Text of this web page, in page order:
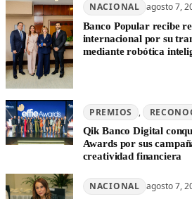
NACIONAL agosto 7,
Banco Popular recibe
internacional por su
mediante robótica
PREMIOS ,
Qik Banco Digital
Awards por sus
creatividad financiera
NACIONAL agosto 7,